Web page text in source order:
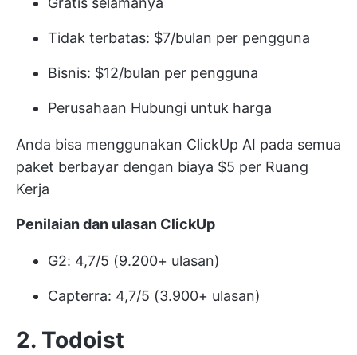
Tidak terbatas: $7/bulan per pengguna
Bisnis: $12/bulan per pengguna
Perusahaan Hubungi untuk harga
Anda bisa menggunakan ClickUp AI pada semua
paket berbayar dengan biaya $5 per Ruang
Kerja
Penilaian dan ulasan ClickUp
G2: 4,7/5 (9.200+ ulasan)
Capterra: 4,7/5 (3.900+ ulasan)
2. Todoist